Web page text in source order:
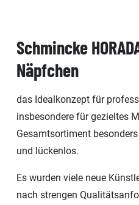
Schmincke
Näpfchen
das Idealkonzept für
insbesondere für gezieltes
Gesamtsortiment
und lückenlos.
Es wurden viele neue
nach strengen